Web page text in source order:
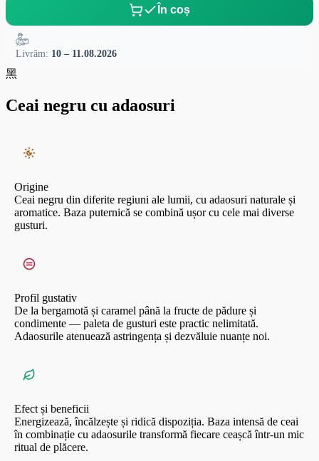
cu apă la temperatura de 95°C timp de 3-4 minute și bucurați-vă de aroma
uimitoare care va umple casa dumneavoastră cu căldură și confort.
În coș
Livrăm: 10 – 11.08.2026
黑
Ceai negru cu adaosuri
Origine
Ceai negru din diferite regiuni ale lumii, cu adaosuri naturale și
aromatice. Baza puternică se combină ușor cu cele mai diverse
gusturi.
Profil gustativ
De la bergamotă și caramel până la fructe de pădure și
condimente — paleta de gusturi este practic nelimitată.
Adaosurile atenuează astringența și dezvăluie nuanțe noi.
Efect și beneficii
Energizează, încălzește și ridică dispoziția. Baza intensă de ceai
în combinație cu adaosurile transformă fiecare ceașcă într-un mic
ritual de plăcere.